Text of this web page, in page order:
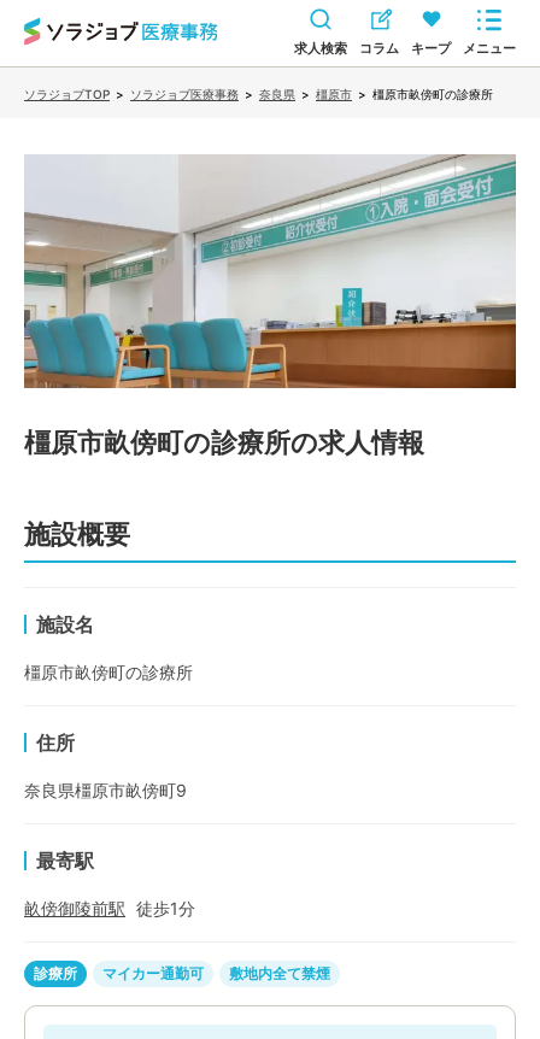
求人検索 コラム キープ メニュー
ソラジョブTOP > ソラジョブ医療事務 > 奈良県 > 橿原市 > 橿原市畝傍町の診療所
橿原市畝傍町の診療所の求人情報
施設概要
施設名
橿原市畝傍町の診療所
住所
奈良県橿原市畝傍町9
最寄駅
畝傍御陵前駅 徒歩1分
診療所 マイカー通勤可 敷地内全て禁煙